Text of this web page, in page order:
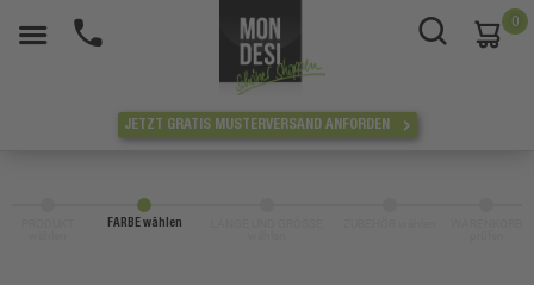
0
JETZT GRATIS MUSTERVERSAND ANFORDEN
FARBE wählen